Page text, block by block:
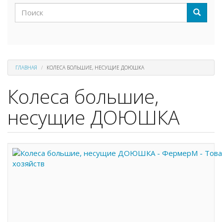
Форма
поиска
ГЛАВНАЯ КОЛЕСА БОЛЬШИЕ, НЕСУЩИЕ ДОЮШКА
Колеса большие,
несущие ДОЮШКА